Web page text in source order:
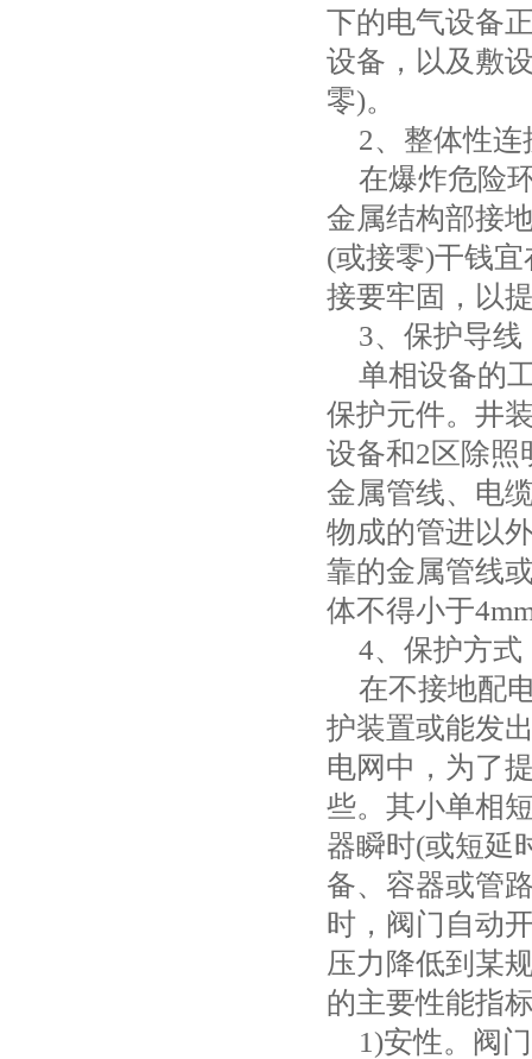
下的电气设备
设备，以及敷
零)。
2、整体性连
在爆炸危险
金属结构部接
(或接零)干钱宜
接要牢固，以
3、保护导线
单相设备的
保护元件。井
设备和2 区除
金属管线、电
物成的管进以
靠的金属管线
体不得小于
4、保护方式
在不接地配
护装置或能发
电网中，为了
些。其小单相
器瞬时(或短延
备、容器或管
时，阀门自动
压力降低到某
的主要性能指
1)安性。阀